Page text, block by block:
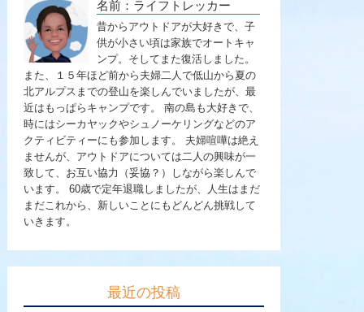
名前：ライフトレッカー
昔からアウトドアが大好きで、子
供が小さい頃は家族でオートキャ
ンプ。そしてまた復活しました。
また、１５年ほど前から夫婦二人で低山から夏の
北アルプスまでの登山を楽しんでいましたが、最
近はもっぱらキャンプです。 南の島も大好きで、
時にはシーカヤックやシュノーケリングなどのア
クティビティーにも参加します。 夫婦喧嘩は絶え
ませんが、アウトドアについては二人の興味が一
致して、お互い協力（妥協？）しながら楽しんで
います。 60歳で定年退職しましたが、人生はまだ
まだこれから、新しいことにもどんどん挑戦して
いきます。
最近の投稿